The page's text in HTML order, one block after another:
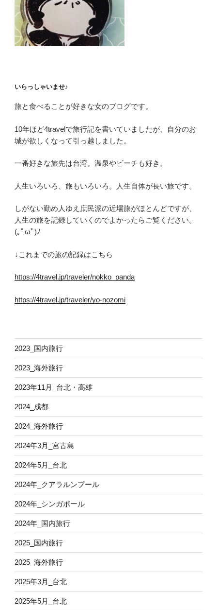
〈vol.1〉
想
像
以
琶
湖
と
江
幡”
いらっしゃいませ♪
旅と食べることが好きな女のブログです。
10年ほど4travelで旅行記を書いていましたが、自分のお
城が欲しくなって引っ越しました。
一番好きな旅先は台湾。温泉やビーチも好き。
人生いろいろ、旅もいろいろ。人生自体が長い旅です。
しがない勤め人ゆえ庶民派の近場旅がほとんどですが、
人生の旅を記録していくのでよかったらご覧ください。
(｡ﾟωﾟ)ﾉ
↓これまでの旅の記録はこちら
https://4travel.jp/traveler/nokko_panda
https://4travel.jp/traveler/yo-nozomi
2023_国内旅行
2023_海外旅行
2023年11月_台北・高雄
2024_成都
2024_海外旅行
2024年3月_宮古島
2024年5月_台北
2024年_クアラルンプール
2024年_シンガポール
2024年_国内旅行
2025_国内旅行
2025_海外旅行
2025年3月_台北
2025年5月_台北